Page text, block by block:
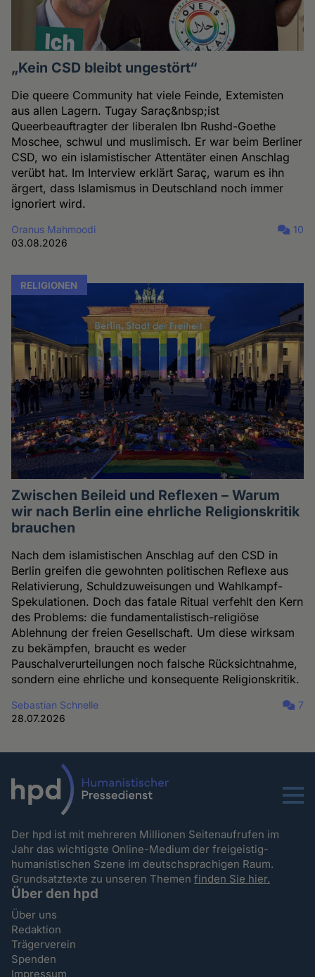
„Kein CSD bleibt ungestört“
Die queere Community hat viele Feinde, Extemisten
aus allen Lagern. Tugay Saraç&nbsp;ist
Queerbeauftragter der liberalen Ibn Rushd-Goethe
Moschee, schwul und muslimisch. Er war beim Berliner
CSD, wo ein islamistischer Attentäter einen Anschlag
verübt hat. Im Interview erklärt Saraç, warum es ihn
ärgert, dass Islamismus in Deutschland noch immer
ignoriert wird.
Oranus Mahmoodi
03.08.2026
10
RELIGIONEN
Zwischen Beileid und Reflexen – Warum
wir nach Berlin eine ehrliche Religionskritik
brauchen
Nach dem islamistischen Anschlag auf den CSD in
Berlin greifen die gewohnten politischen Reflexe aus
Relativierung, Schuldzuweisungen und Wahlkampf-
Spekulationen. Doch das fatale Ritual verfehlt den Kern
des Problems: die fundamentalistisch-religiöse
Ablehnung der freien Gesellschaft. Um diese wirksam
zu bekämpfen, braucht es weder
Pauschalverurteilungen noch falsche Rücksichtnahme,
sondern eine ehrliche und konsequente Religionskritik.
Sebastian Schnelle
28.07.2026
7
Menu
Der hpd ist mit mehreren Millionen Seitenaufrufen im
Jahr das wichtigste Online-Medium der freigeistig-
humanistischen Szene im deutschsprachigen Raum.
Grundsatztexte zu unseren Themenfinden Sie hier.
Über den hpd
Über uns
Redaktion
Trägerverein
Spenden
Impressum